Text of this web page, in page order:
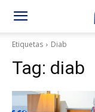
Etiquetas Diab
Tag: diab